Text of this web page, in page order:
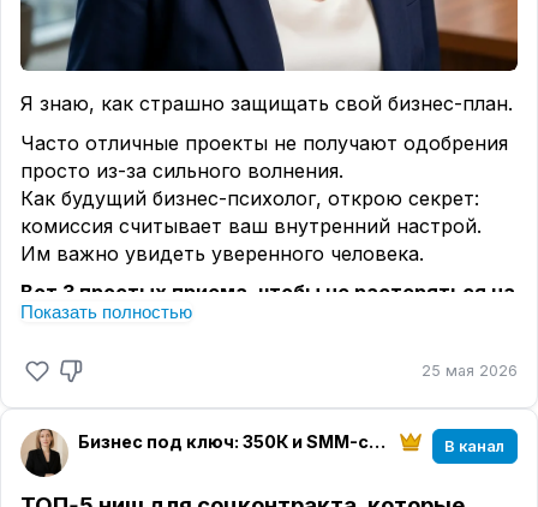
Я знаю, как страшно защищать свой бизнес-план.
Часто отличные проекты не получают одобрения
просто из-за сильного волнения.
Как будущий бизнес-психолог, открою секрет:
комиссия считывает ваш внутренний настрой.
Им важно увидеть уверенного человека.
Вот 3 простых приема, чтобы не растеряться на
каверзных вопросах:
Держите паузу.
вопрос, прежде чем отвечать. Это покажет вашу
рассудительность.
Будьте честными.Задали неожиданный вопрос?
Лучше уверенно сказать: «Отличный вопрос, я
Показать полностью
25 мая 2026
Бизнес под ключ: 350К и SMM-стратегия В канал